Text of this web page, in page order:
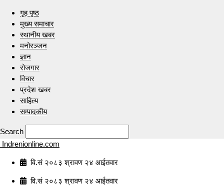
गृह पृष्ठ
मुख्य समाचार
स्थानीय खबर
मनोरञ्जन
ज्ञान
रोजगार
विचार
प्रदेश खबर
साहित्य
सम्पादकीय
Search
Indrenionline.com
वि.सं २०८३ श्रावण २४ आईतवार
वि.सं २०८३ श्रावण २४ आईतवार